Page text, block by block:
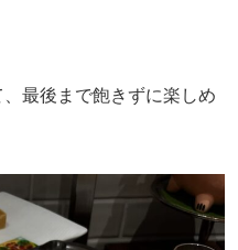
最後まで飽きずに楽しめ